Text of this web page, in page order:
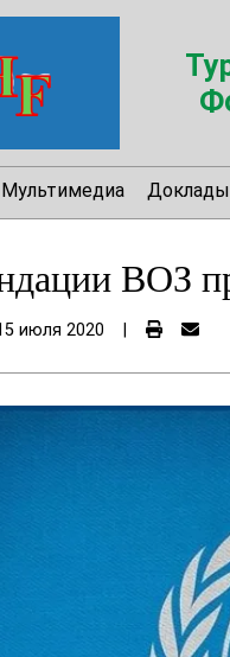
Мультимедиа Доклады
ВОЗ
июля 2020